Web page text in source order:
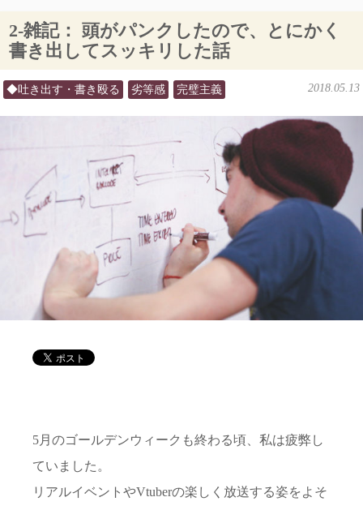
2-雑記： 頭がパンクしたので、とにかく
書き出してスッキリした話
◆吐き出す・書き殴る 劣等感 完璧主義 2018.05.13
5月のゴールデンウィークも終わる頃、私は疲弊し
ていました。
リアルイベントやVtuberの楽しく放送する姿をよそ